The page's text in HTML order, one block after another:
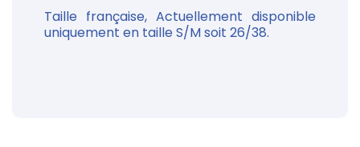
Taille française, Actuellement disponible
uniquement en taille S/M soit 26/38.